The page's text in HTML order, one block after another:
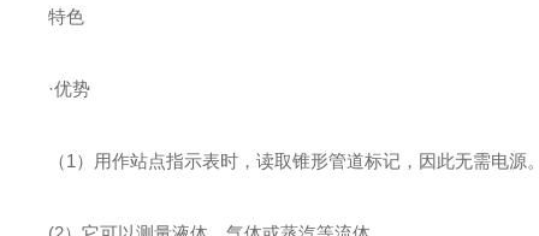
特色
·优势
（1）用作站点指示表时，读取锥形管道标记，因此无需电源。